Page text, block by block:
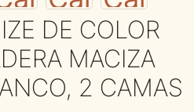
DE COLOR
MACIZA
2 CAMAS